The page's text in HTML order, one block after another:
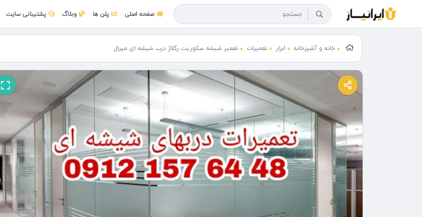
صفحه اصلی پلن ها وبلاگ پشتیبانی سایت
خانه و آشپزخانه ابزار تعمیرات تعمير شيشه سکوریت رگلاژ درب شيشه ای میرال